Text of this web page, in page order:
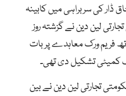
ڈار کی سربراہی میں کابینہ
لین دین نے گزشتہ روز
فریم ورک معاہدے پر بات
کمیٹی تشکیل دی تھی۔
تجارتی لین دین نے بین